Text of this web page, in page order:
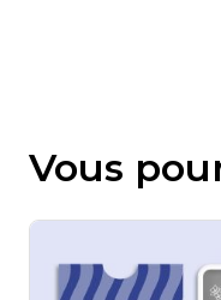
Vous